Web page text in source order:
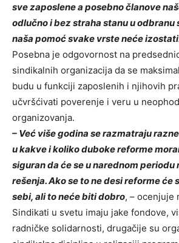
sve zaposlene a posebno članove
odlučno i bez straha stanu u odbranu
naša pomoć svake vrste neće
Posebna je odgovornost na
sindikalnih organizacija da se
budu u funkciji zaposlenih i njihovih
učvršćivati poverenje i veru u
organizovanja.
– Već više godina se razmatraju
u kakve i koliko duboke reforme
siguran da će se u narednom
rešenja. Ako se to ne desi reforme će
sebi, ali to neće biti dobro, – ocenjuje
Sindikati u svetu imaju jake fondove,
radničke solidarnosti, drugačije su